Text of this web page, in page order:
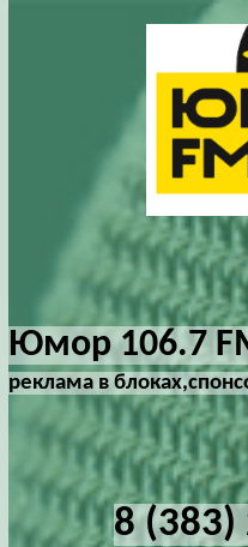
Юмор 106.7
реклама в
8 (383)